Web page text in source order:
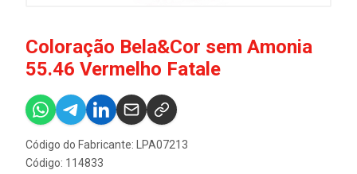
Coloração Bela&Cor sem Amonia
55.46 Vermelho Fatale
Código do Fabricante: LPA07213
Código: 114833